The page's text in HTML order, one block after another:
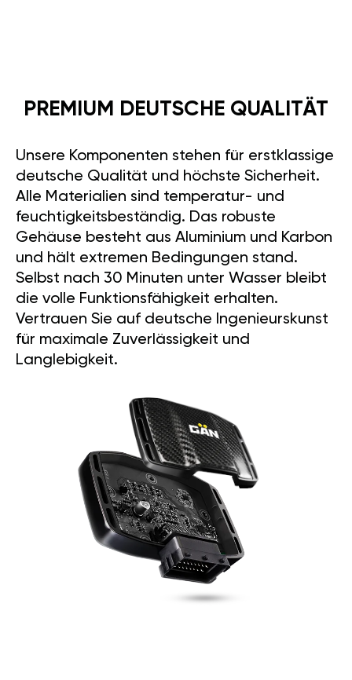
PREMIUM DEUTSCHE QUALITÄT
Unsere Komponenten stehen für erstklassige
deutsche Qualität und höchste Sicherheit.
Alle Materialien sind temperatur- und
feuchtigkeitsbeständig. Das robuste
Gehäuse besteht aus Aluminium und Karbon
und hält extremen Bedingungen stand.
Selbst nach 30 Minuten unter Wasser bleibt
die volle Funktionsfähigkeit erhalten.
Vertrauen Sie auf deutsche Ingenieurskunst
für maximale Zuverlässigkeit und
Langlebigkeit.